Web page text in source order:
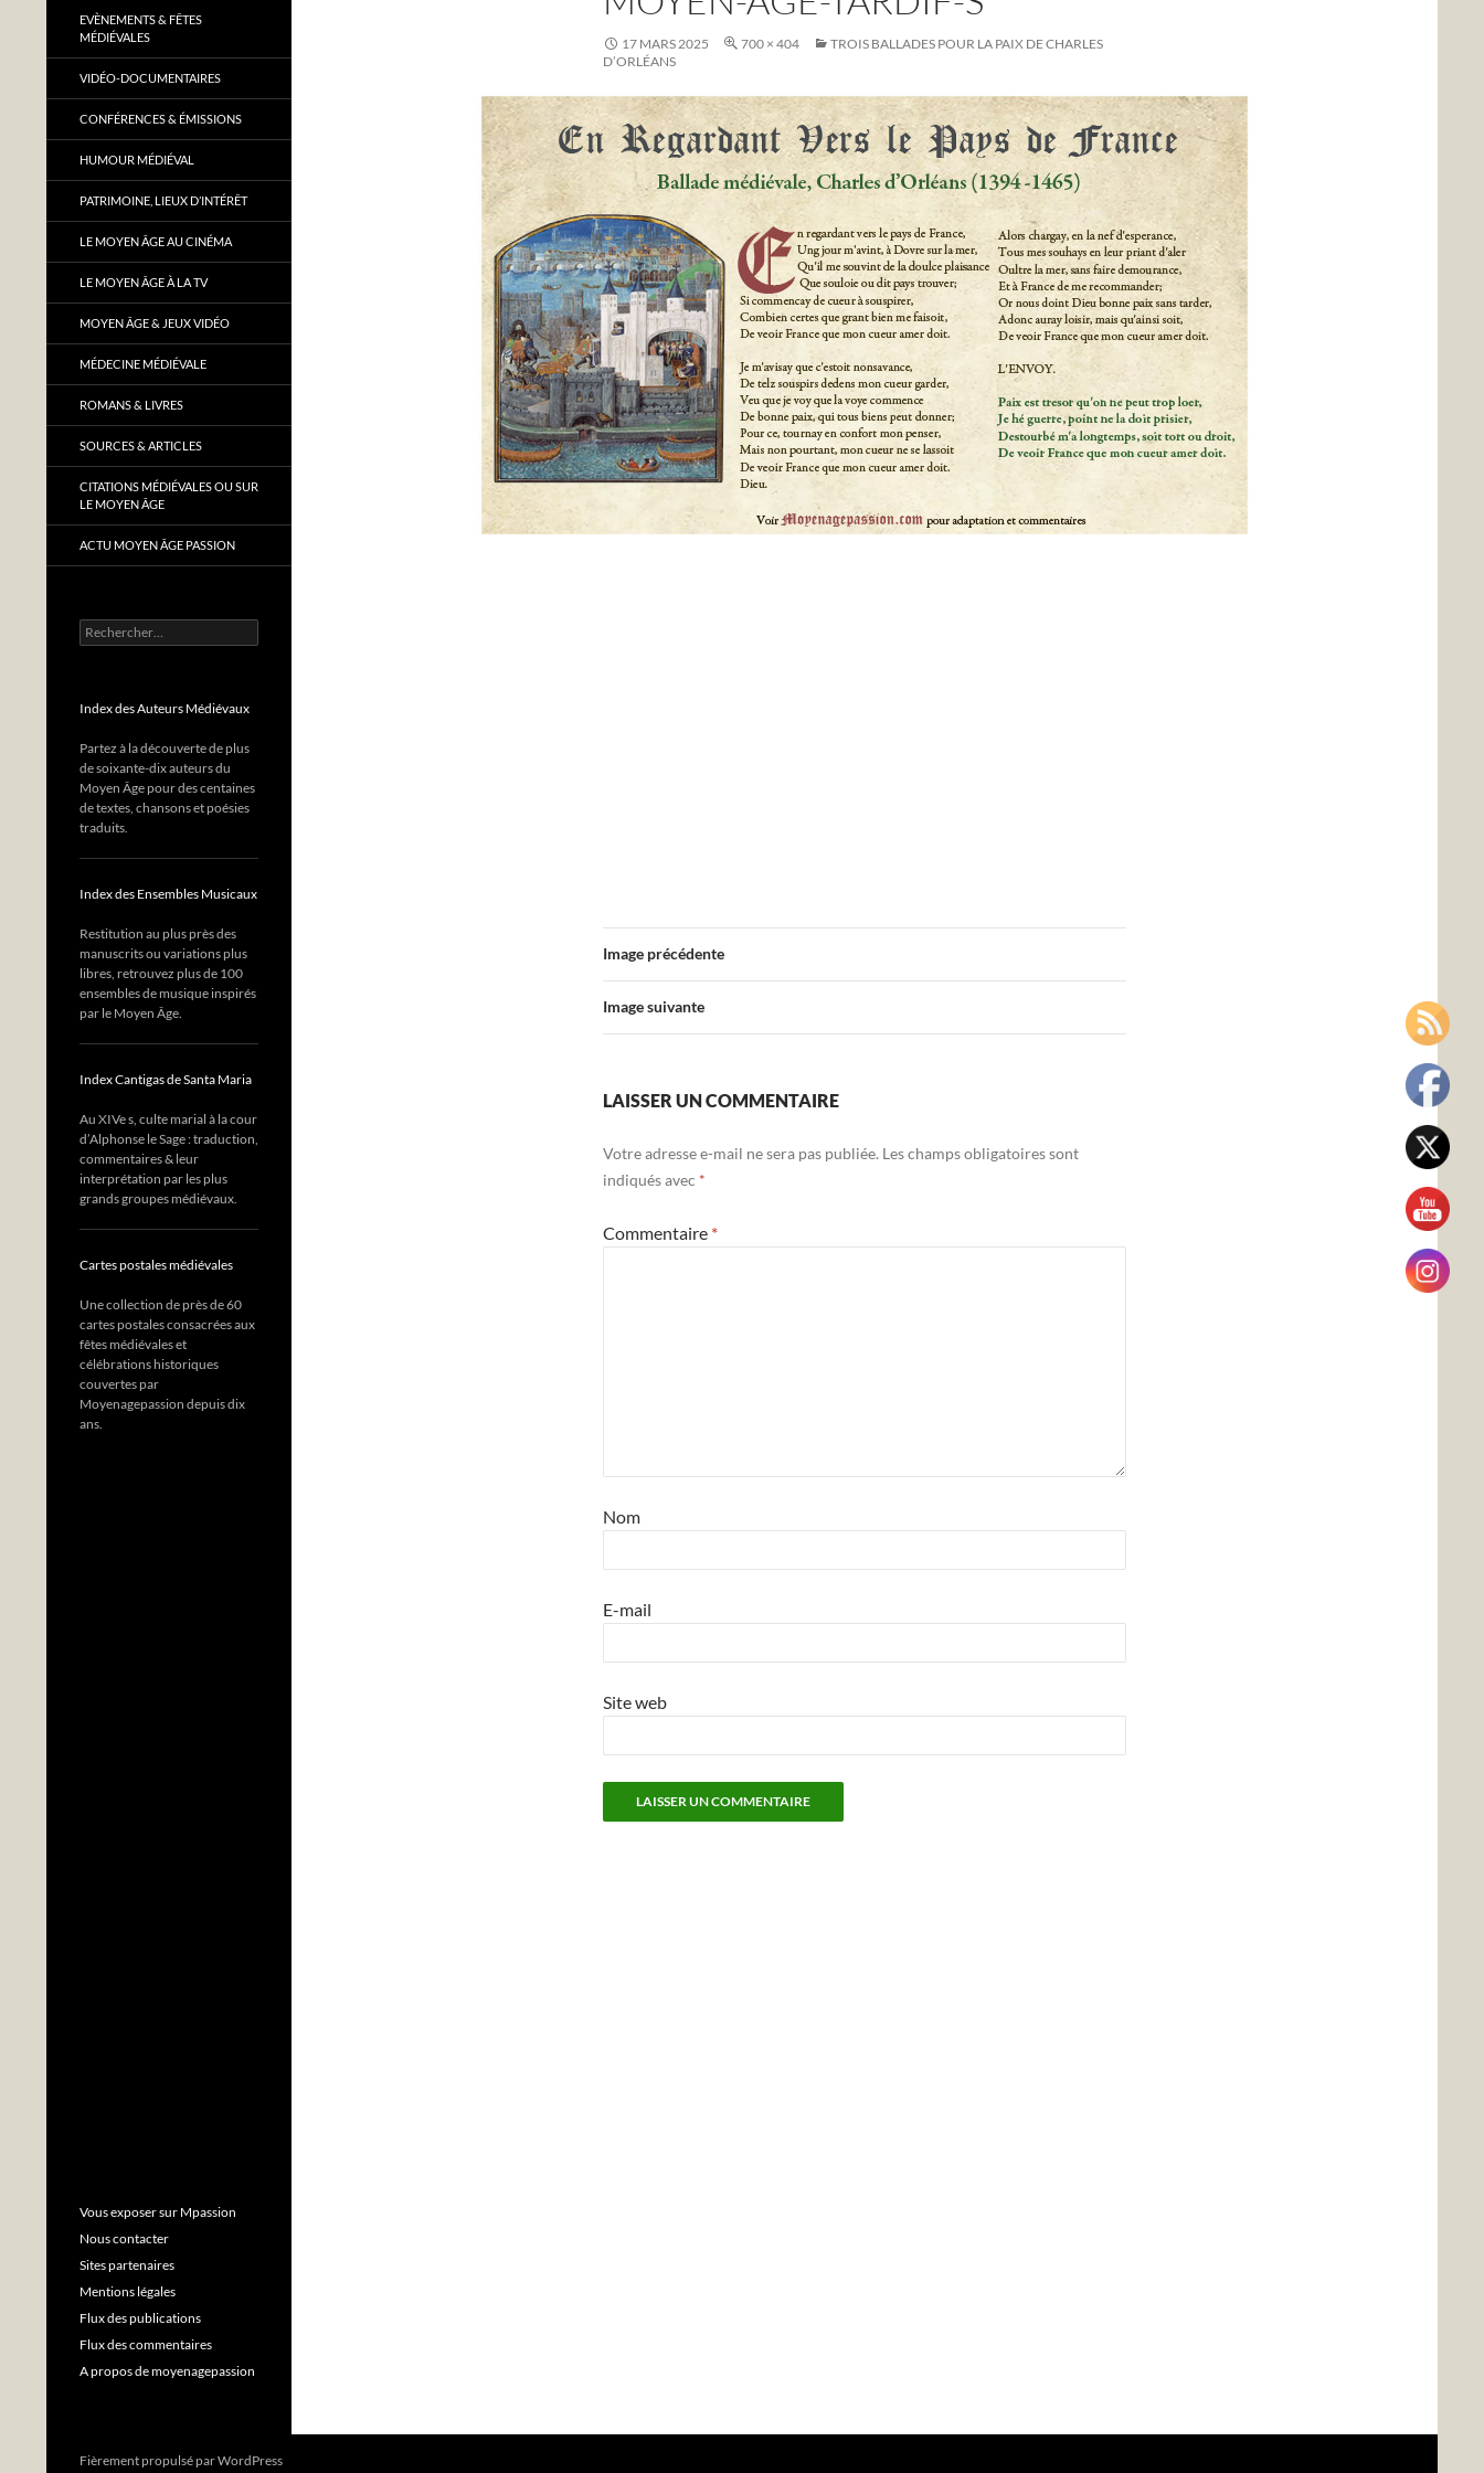
17 MARS 2025 700 × 404
TROIS BALLADES POUR LA PAIX DE CHARLES
D’ORLÉANS
Image précédente
Image suivante
LAISSER UN COMMENTAIRE
Votre adresse e-mail ne sera pas publiée. Les champs obligatoires sont
indiqués avec *
Commentaire *
Nom
E-mail
Site web
EVÈNEMENTS & FÊTES
MÉDIÉVALES
VIDÉO-DOCUMENTAIRES
CONFÉRENCES & ÉMISSIONS
HUMOUR MÉDIÉVAL
PATRIMOINE, LIEUX D’INTÉRÊT
LE MOYEN ÂGE AU CINÉMA
LE MOYEN ÂGE À LA TV
MOYEN ÂGE & JEUX VIDÉO
MÉDECINE MÉDIÉVALE
ROMANS & LIVRES
SOURCES & ARTICLES
CITATIONS MÉDIÉVALES OU SUR
LE MOYEN ÂGE
ACTU MOYEN ÂGE PASSION
Rechercher :
Index des Auteurs Médiévaux
Partez à la découverte de plus
de soixante-dix auteurs du
Moyen Âge pour des centaines
de textes, chansons et poésies
traduits.
Index des Ensembles Musicaux
Restitution au plus près des
manuscrits ou variations plus
libres, retrouvez plus de 100
ensembles de musique inspirés
par le Moyen Âge.
Index Cantigas de Santa Maria
Au XIVe s, culte marial à la cour
d’Alphonse le Sage : traduction,
commentaires & leur
interprétation par les plus
grands groupes médiévaux.
Cartes postales médiévales
Une collection de près de 60
cartes postales consacrées aux
fêtes médiévales et
célébrations historiques
couvertes par
Moyenagepassion depuis dix
ans.
Vous exposer sur Mpassion
Nous contacter
Sites partenaires
Mentions légales
Flux des publications
Flux des commentaires
A propos de moyenagepassion
Fièrement propulsé par WordPress